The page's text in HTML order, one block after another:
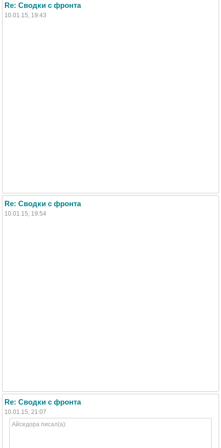
Re: Сводки с фронта
10.01.15, 19:43
Re: Сводки с фронта
10.01.15, 19:54
Re: Сводки с фронта
10.01.15, 21:07
Айседора писал(а):